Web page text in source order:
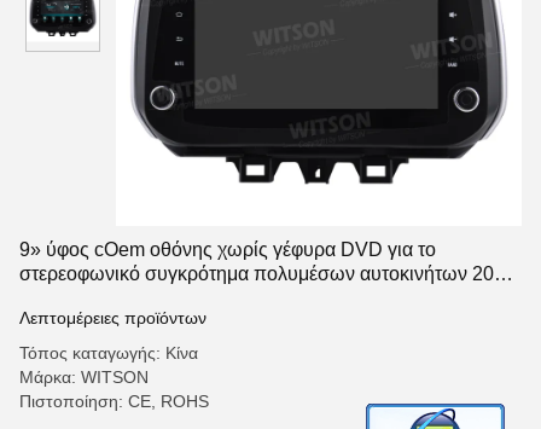
9» ύφος cOem οθόνης χωρίς γέφυρα DVD για το
στερεοφωνικό συγκρότημα πολυμέσων αυτοκινήτων 2018-
Λεπτομέρειες προϊόντων
Τόπος καταγωγής: Κίνα
Μάρκα: WITSON
Πιστοποίηση: CE, ROHS